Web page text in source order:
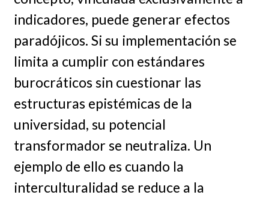
indicadores, puede generar efectos
paradójicos. Si su implementación se
limita a cumplir con estándares
burocráticos sin cuestionar las
estructuras epistémicas de la
universidad, su potencial
transformador se neutraliza. Un
ejemplo de ello es cuando la
interculturalidad se reduce a la